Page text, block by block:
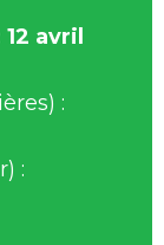
12 avril
:
: